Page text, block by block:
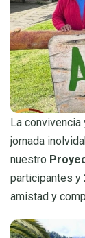
La convivencia
jornada
nuestro
participantes y
amistad y